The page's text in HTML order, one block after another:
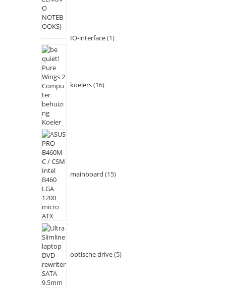
IO-interface 1
koelers 16
mainboard 15
optische drive 5